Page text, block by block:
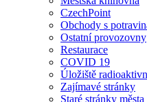
CzechPoint
Obchody s
Ostatní provozovny
Restaurace
COVID 19
Úložiště
Zajímavé stránky
Staré stránky města